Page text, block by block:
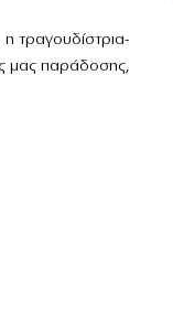
τραγουδίστρια-
μας παράδοσης,